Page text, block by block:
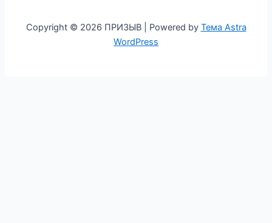
Copyright © 2026 ПРИЗЫВ | Powered by Тема Astra
WordPress